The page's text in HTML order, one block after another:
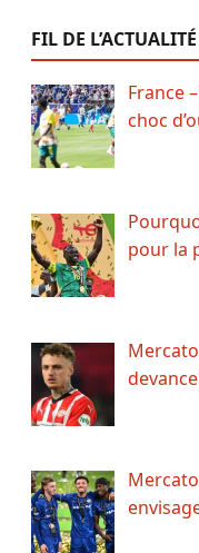
FIL DE
France
choc
pour la
devance